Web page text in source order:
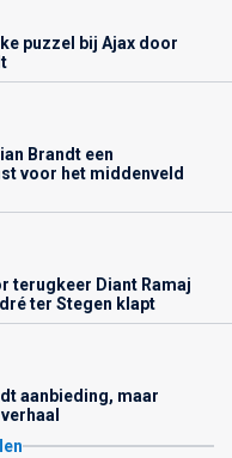
puzzel bij Ajax door
Brandt een
voor het middenveld
terugkeer Diant Ramaj
ter Stegen klapt
aanbieding, maar